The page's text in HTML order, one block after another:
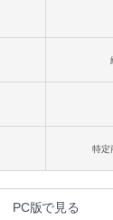
特定
PC版で見る